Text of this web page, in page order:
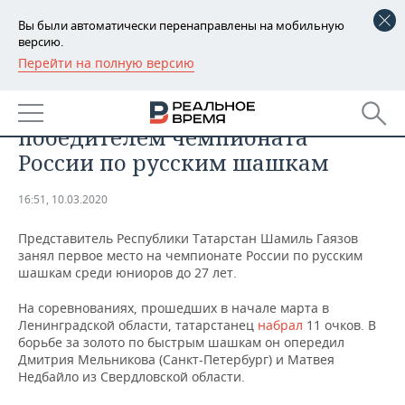
Вы были автоматически перенаправлены на мобильную
версию.
Перейти на полную версию
РЕГИОНЫ
БАШКОРТОСТАН
ТАТАРСТАН
НОВОСТИ
АНАЛИТИКА
ДЕКЛАРАЦИИ О ДОХОДАХ
КОРОЛИ ГОСЗАКАЗА ПФО
ВУЗЫ ТАТАРСТАНА
КОМУ ПРИНАДЛЕЖАТ
ТОРГОВЫЕ ЦЕНТРЫ
ТАТАРСТАНА
НОВОСТИ ЭКОНОМИКИ
ФИНАНСЫ
БАНКИ
БЮДЖЕТ
ПРОМЫШЛЕННОСТЬ
НОВОСТИ
ПРОМЫШЛЕННОСТИ
АГРОПРОМ
МАШИНОСТРОЕНИЕ
НЕДВИЖИМОСТЬ
НОВОСТИ НЕДВИЖИМОСТИ
АВТО
НОВОСТИ АВТО
БИЗНЕС
Татарстанец Гаязов стал
победителем чемпионата
России по русским шашкам
16:51, 10.03.2020
Представитель Республики Татарстан Шамиль Гаязов
занял первое место на чемпионате России по русским
шашкам среди юниоров до 27 лет.
На соревнованиях, прошедших в начале марта в
Ленинградской области, татарстанец набрал 11 очков. В
борьбе за золото по быстрым шашкам он опередил
Дмитрия Мельникова (Санкт-Петербург) и Матвея
Недбайло из Свердловской области.